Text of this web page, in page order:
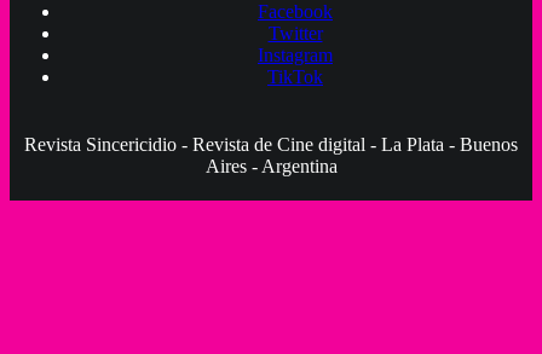
Facebook
Twitter
Instagram
TikTok
Revista Sincericidio - Revista de Cine digital - La Plata - Buenos
Aires - Argentina